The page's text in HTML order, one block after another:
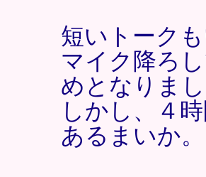
短いトーク
マイク降ろ
めとなりまし
しかし、４
あるまいか。